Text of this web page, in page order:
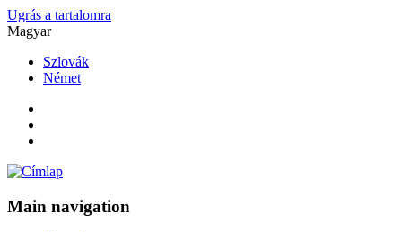
Ugrás a tartalomra
Magyar
Szlovák
Német
Main navigation